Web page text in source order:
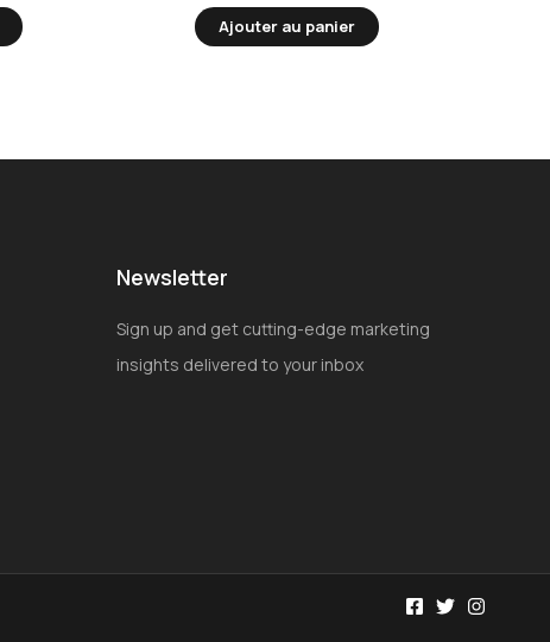
Ajouter au panier
Newsletter
Sign up and get cutting-edge marketing
insights delivered to your inbox